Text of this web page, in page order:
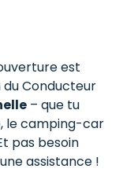
est
Conducteur
– que tu
le camping-car
pas besoin
assistance !